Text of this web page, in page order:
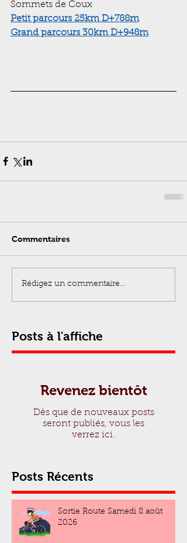
Sommets de Coux
Petit parcours 25km D+788m
Grand parcours 30km D+948m
Commentaires
Rédigez un commentaire...
Posts à l'affiche
Revenez bientôt
Dès que de nouveaux posts
seront publiés, vous les
verrez ici.
Posts Récents
Sortie Route Samedi 8 août
2026